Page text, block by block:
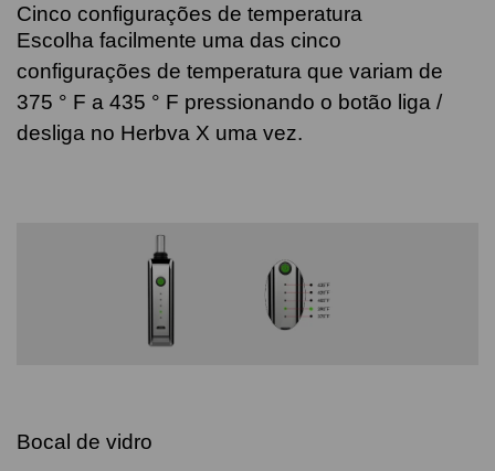
Cinco configurações de temperatura
Escolha facilmente uma das cinco
configurações de temperatura que variam de
375 ° F a 435 ° F pressionando o botão liga /
desliga no Herbva X uma vez.
Bocal de vidro